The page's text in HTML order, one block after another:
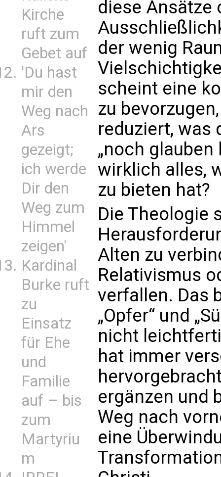
Kirche
ruft zum
Gebet auf
'Du hast
mir den
Weg nach
Ars
gezeigt;
ich werde
Dir den
Weg zum
Himmel
zeigen'
Kardinal
Burke ruft
zu
Einsatz
für Ehe
und
Familie
auf – bis
zum
Martyriu
m
diese Ansätze
der wenig
scheint eine
zu
reduziert, was
„noch glauben
wirklich alles,
zu bieten hat?
Die Theologie
Alten zu
Relativismus
verfallen. Das
„Opfer“ und
nicht
hat immer
ergänzen und
Weg nach
eine